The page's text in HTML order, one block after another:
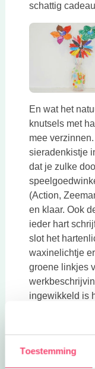
Toestemming
schattig
En wat het
knutsels met
mee
sieradenkistje
dat je zulke
(Action,
en klaar. Ook
ieder hart
slot het
waxinelichtje
groene linkjes
ingewikkeld is